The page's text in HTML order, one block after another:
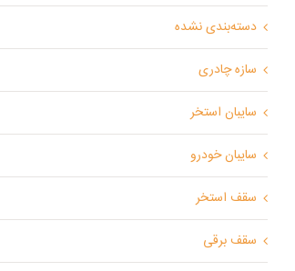
دسته‌بندی نشده
سازه چادری
سایبان استخر
سایبان خودرو
سقف استخر
سقف برقی